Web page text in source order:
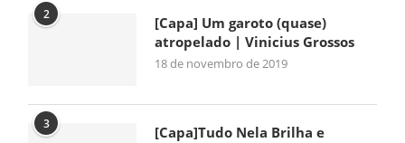
2
[Capa] Um garoto (quase)
atropelado | Vinicius Grossos
18 de novembro de 2019
3
[Capa]Tudo Nela Brilha e